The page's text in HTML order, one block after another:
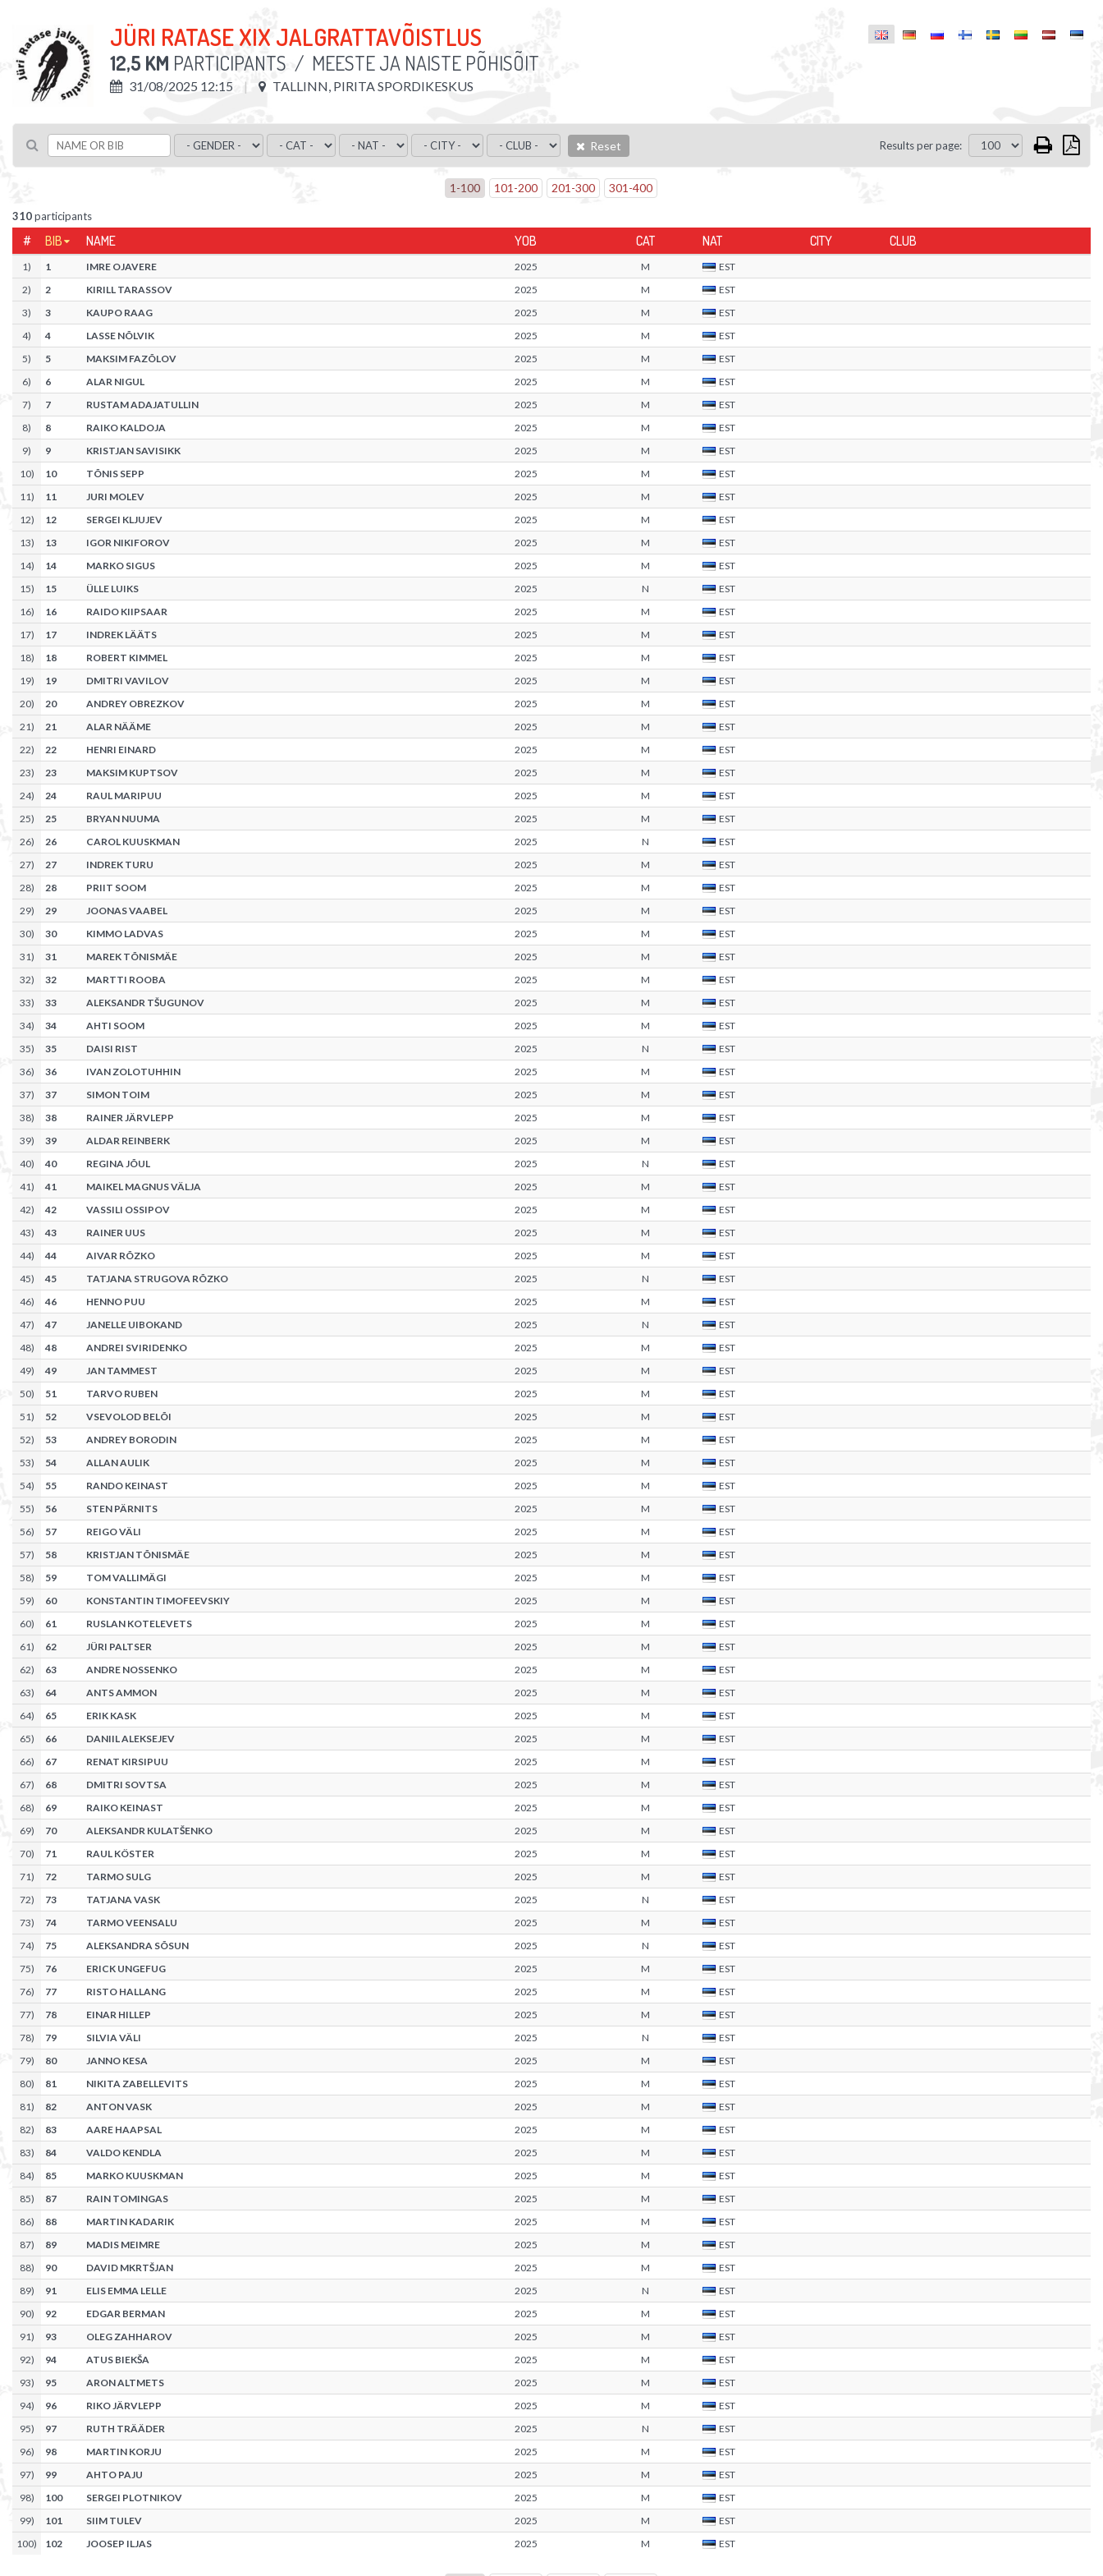
JÜRI RATASE XIX JALGRATTAVÕISTLUS
12,5 KM PARTICIPANTS / MEESTE JA NAISTE PÕHISÕIT
31/08/2025 12:15 TALLINN, PIRITA SPORDIKESKUS
Reset Results per page:
1 -100 101 -200 201 -300 301 -400
310participants
# BIB NAME YOB CAT NAT CITY CLUB
1) 1 IMRE OJAVERE 2025 M
EST
2) 2 KIRILL TARASSOV 2025 M
EST
3) 3 KAUPO RAAG 2025 M
EST
4) 4 LASSE NÕLVIK 2025 M
EST
5) 5 MAKSIM FAZÕLOV 2025 M
EST
6) 6 ALAR NIGUL 2025 M
EST
7) 7 RUSTAM ADAJATULLIN 2025 M
EST
8) 8 RAIKO KALDOJA 2025 M
EST
9) 9 KRISTJAN SAVISIKK 2025 M
EST
10) 10 TÕNIS SEPP 2025 M
EST
11) 11 JURI MOLEV 2025 M
EST
12) 12 SERGEI KLJUJEV 2025 M
EST
13) 13 IGOR NIKIFOROV 2025 M
EST
14) 14 MARKO SIGUS 2025 M
EST
15) 15 ÜLLE LUIKS 2025 N
EST
16) 16 RAIDO KIIPSAAR 2025 M
EST
17) 17 INDREK LÄÄTS 2025 M
EST
18) 18 ROBERT KIMMEL 2025 M
EST
19) 19 DMITRI VAVILOV 2025 M
EST
20) 20 ANDREY OBREZKOV 2025 M
EST
21) 21 ALAR NÄÄME 2025 M
EST
22) 22 HENRI EINARD 2025 M
EST
23) 23 MAKSIM KUPTSOV 2025 M
EST
24) 24 RAUL MARIPUU 2025 M
EST
25) 25 BRYAN NUUMA 2025 M
EST
26) 26 CAROL KUUSKMAN 2025 N
EST
27) 27 INDREK TURU 2025 M
EST
28) 28 PRIIT SOOM 2025 M
EST
29) 29 JOONAS VAABEL 2025 M
EST
30) 30 KIMMO LADVAS 2025 M
EST
31) 31 MAREK TÕNISMÄE 2025 M
EST
32) 32 MARTTI ROOBA 2025 M
EST
33) 33 ALEKSANDR TŠUGUNOV 2025 M
EST
34) 34 AHTI SOOM 2025 M
EST
35) 35 DAISI RIST 2025 N
EST
36) 36 IVAN ZOLOTUHHIN 2025 M
EST
37) 37 SIMON TOIM 2025 M
EST
38) 38 RAINER JÄRVLEPP 2025 M
EST
39) 39 ALDAR REINBERK 2025 M
EST
40) 40 REGINA JÕUL 2025 N
EST
41) 41 MAIKEL MAGNUS VÄLJA 2025 M
EST
42) 42 VASSILI OSSIPOV 2025 M
EST
43) 43 RAINER UUS 2025 M
EST
44) 44 AIVAR RÕZKO 2025 M
EST
45) 45 TATJANA STRUGOVA RÕZKO 2025 N
EST
46) 46 HENNO PUU 2025 M
EST
47) 47 JANELLE UIBOKAND 2025 N
EST
48) 48 ANDREI SVIRIDENKO 2025 M
EST
49) 49 JAN TAMMEST 2025 M
EST
50) 51 TARVO RUBEN 2025 M
EST
51) 52 VSEVOLOD BELÕI 2025 M
EST
52) 53 ANDREY BORODIN 2025 M
EST
53) 54 ALLAN AULIK 2025 M
EST
54) 55 RANDO KEINAST 2025 M
EST
55) 56 STEN PÄRNITS 2025 M
EST
56) 57 REIGO VÄLI 2025 M
EST
57) 58 KRISTJAN TÕNISMÄE 2025 M
EST
58) 59 TOM VALLIMÄGI 2025 M
EST
59) 60 KONSTANTIN TIMOFEEVSKIY 2025 M
EST
60) 61 RUSLAN KOTELEVETS 2025 M
EST
61) 62 JÜRI PALTSER 2025 M
EST
62) 63 ANDRE NOSSENKO 2025 M
EST
63) 64 ANTS AMMON 2025 M
EST
64) 65 ERIK KASK 2025 M
EST
65) 66 DANIIL ALEKSEJEV 2025 M
EST
66) 67 RENAT KIRSIPUU 2025 M
EST
67) 68 DMITRI SOVTSA 2025 M
EST
68) 69 RAIKO KEINAST 2025 M
EST
69) 70 ALEKSANDR KULATŠENKO 2025 M
EST
70) 71 RAUL KÖSTER 2025 M
EST
71) 72 TARMO SULG 2025 M
EST
72) 73 TATJANA VASK 2025 N
EST
73) 74 TARMO VEENSALU 2025 M
EST
74) 75 ALEKSANDRA SÕSUN 2025 N
EST
75) 76 ERICK UNGEFUG 2025 M
EST
76) 77 RISTO HALLANG 2025 M
EST
77) 78 EINAR HILLEP 2025 M
EST
78) 79 SILVIA VÄLI 2025 N
EST
79) 80 JANNO KESA 2025 M
EST
80) 81 NIKITA ZABELLEVITS 2025 M
EST
81) 82 ANTON VASK 2025 M
EST
82) 83 AARE HAAPSAL 2025 M
EST
83) 84 VALDO KENDLA 2025 M
EST
84) 85 MARKO KUUSKMAN 2025 M
EST
85) 87 RAIN TOMINGAS 2025 M
EST
86) 88 MARTIN KADARIK 2025 M
EST
87) 89 MADIS MEIMRE 2025 M
EST
88) 90 DAVID MKRTŠJAN 2025 M
EST
89) 91 ELIS EMMA LELLE 2025 N
EST
90) 92 EDGAR BERMAN 2025 M
EST
91) 93 OLEG ZAHHAROV 2025 M
EST
92) 94 ATUS BIEKŠA 2025 M
EST
93) 95 ARON ALTMETS 2025 M
EST
94) 96 RIKO JÄRVLEPP 2025 M
EST
95) 97 RUTH TRÄÄDER 2025 N
EST
96) 98 MARTIN KORJU 2025 M
EST
97) 99 AHTO PAJU 2025 M
EST
98) 100 SERGEI PLOTNIKOV 2025 M
EST
99) 101 SIIM TULEV 2025 M
EST
100) 102 JOOSEP ILJAS 2025 M EST